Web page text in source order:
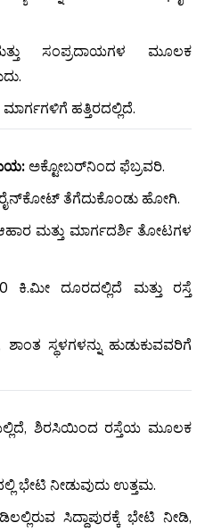
ಸಂಪ್ರದಾಯಗಳ ಮೂಲಕ
ಹತ್ತಿರದಲ್ಲಿದೆ.
ಅಕ್ಟೋಬರ್‌ನಿಂದ ಫೆಬ್ರವರಿ.
ತೆಗೆದುಕೊಂಡು ಹೋಗಿ.
ಮತ್ತು ಮಾರ್ಗದರ್ಶಿ ತೋಟಗಳ
ಕಿ.ಮೀ ದೂರದಲ್ಲಿದೆ ಮತ್ತು ರಸ್ತೆ
ಸ್ಥಳಗಳನ್ನು ಹುಡುಕುವವರಿಗೆ
ಶಿರಸಿಯಿಂದ ರಸ್ತೆಯ ಮೂಲಕ
ಭೇಟಿ ನೀಡುವುದು ಉತ್ತಮ.
ಸಿದ್ದಾಪುರಕ್ಕೆ ಭೇಟಿ ನೀಡಿ,